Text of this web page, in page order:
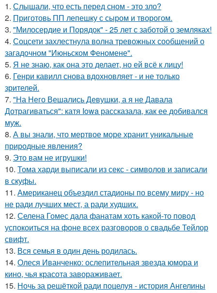
1. Слышали, что есть перед сном - это зло?
2. Приготовь ПП лепешку с сыром и творогом.
3. "Милосердие и Порядок" - 25 лет с заботой о земляках!
4. Соцсети захлестнула волна тревожных сообщений о
загадочном "Июньском Феномене".
5. Я не знаю, как она это делает, но ей всё к лицу!
6. Генри кавилл снова вдохновляет - и не только
зрителей.
7. "На Него Вешались Девушки, а я не Давала
Дотрагиваться": катя Iowa рассказала, как ее добивался
муж.
8. А вы знали, что мертвое море хранит уникальные
природные явления?
9. Это вам не игрушки!
10. Тома харди выписали из секс - символов и записали
в скуфы.
11. Американец объездил стадионы по всему миру - но
не ради лучших мест, а ради худших.
12. Селена Гомес дала фанатам хоть какой-то повод
успокоиться на фоне всех разговоров о свадьбе Тейлор
свифт.
13. Вся семья в один день родилась.
14. Олеся Иванченко: ослепительная звезда юмора и
кино, чья красота завораживает.
15. Ночь за решёткой ради поцелуя - история Ангелины